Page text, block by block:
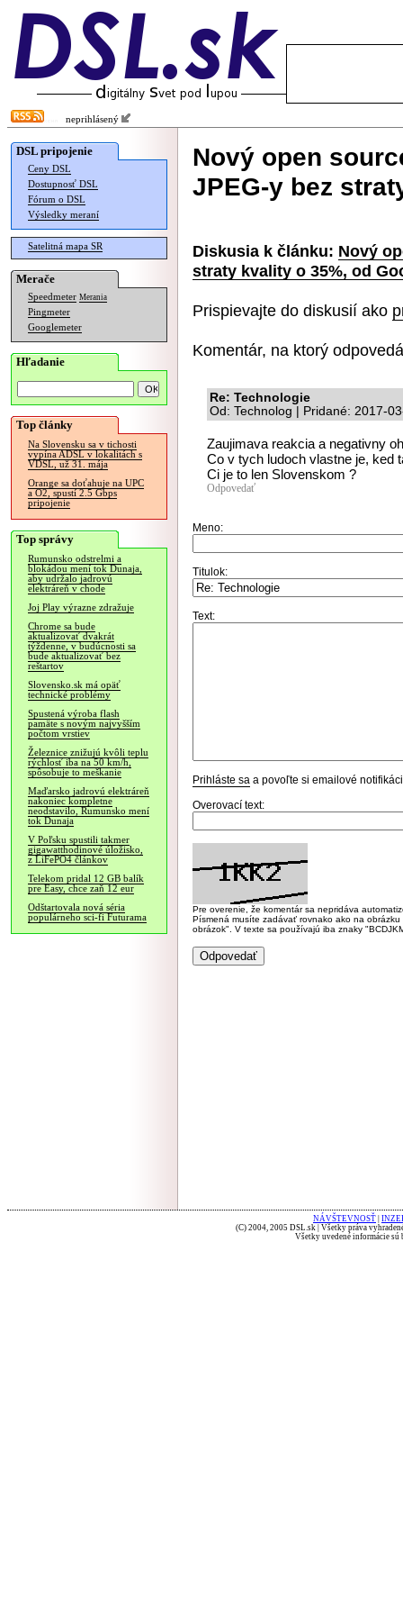
neprihlásený
DSL pripojenie
Ceny DSL
Dostupnosť DSL
Fórum o DSL
Výsledky meraní
Satelitná mapa SR
Merače
Speedmeter Merania
Pingmeter
Googlemeter
Hľadanie
Top články
Na Slovensku sa v tichosti
vypína ADSL v lokalitách s
VDSL, už 31. mája
Orange sa doťahuje na UPC
a O2, spustí 2.5 Gbps
pripojenie
Top správy
Rumunsko odstrelmi a
blokádou mení tok Dunaja,
aby udržalo jadrovú
elektráreň v chode
Joj Play výrazne zdražuje
Chrome sa bude
aktualizovať dvakrát
týždenne, v budúcnosti sa
bude aktualizovať bez
reštartov
Slovensko.sk má opäť
technické problémy
Spustená výroba flash
pamäte s novým najvyšším
počtom vrstiev
Železnice znižujú kvôli teplu
rýchlosť iba na 50 km/h,
spôsobuje to meškanie
Maďarsko jadrovú elektráreň
nakoniec kompletne
neodstavilo, Rumunsko mení
tok Dunaja
V Poľsku spustili takmer
gigawatthodinové úložisko,
z LiFePO4 článkov
Telekom pridal 12 GB balík
pre Easy, chce zaň 12 eur
Odštartovala nová séria
populárneho sci-fi Futurama
Nový open
JPEG-y bez
Diskusia k článku: Nový
straty kvality o 35%, od
Prispievajte do diskusií ako
Komentár, na ktorý
Re: Technologie
Od: Technolog | Pridané: 2017-
Zaujimava reakcia a negativny
Co v tych ludoch vlastne je, ked
Ci je to len Slovenskom ?
Odpovedať
Meno:
Titulok:
Text:
Prihláste sa a povoľte si emailové
Overovací text:
Pre overenie, že komentár sa nepridáva
Písmená musíte zadávať rovnako ako na
obrázok". V texte sa používajú iba znaky
NÁVŠTEVNOSŤ
(C) 2004, 2005 DSL.sk | Všetky práva
Všetky uvedené informácie sú